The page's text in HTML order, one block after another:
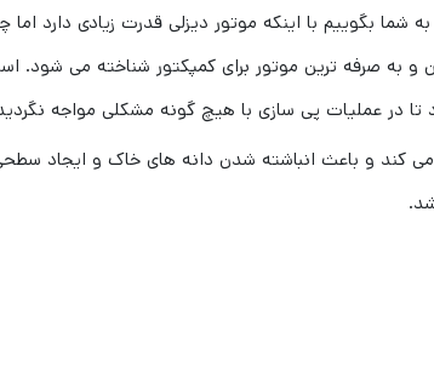
بگوییم با اینکه موتور دیزلی قدرت زیادی دارد
به صرفه ترین موتور برای کمپکتور شناخته می شود.
در عملیات پی سازی با هیچ گونه مشکلی مواجه
معنی که در هنگام کوبش ۱.۵ نیرو به سطح زمین وارد می کند و باعث انباشته شدن دانه های